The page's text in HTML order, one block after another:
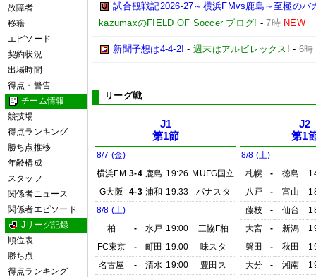
故障者
移籍
エピソード
契約状況
出場時間
得点・警告
チーム情報
競技場
得点ランキング
勝ち点推移
年齢構成
スタッフ
関係者ニュース
関係者エピソード
Jリーグ記録
順位表
勝ち点
得点ランキング
試合観戦記2026-27～横浜FMvs鹿島～至極の
kazumaxのFIELD OF Soccer ブログ! -7時 NEW
新聞予想は4-4-2! -週末はアルビレックス! - 6時
リーグ戦
J1
第1節
8/7 (金)
横浜FM 3-4 鹿島 19:26 MUFG国立
G大阪
4-3 浦和 19:33
パナスタ
8/8 (土)
柏
- 水戸 19:00
三協F柏
FC東京
- 町田 19:00
味スタ
名古屋
- 清水 19:00
豊田ス
J2
第1
8/8 (土)
札幌
- 徳島
八戸
- 富山
藤枝
- 仙台
大宮
- 新潟
磐田
- 秋田
大分
- 湘南